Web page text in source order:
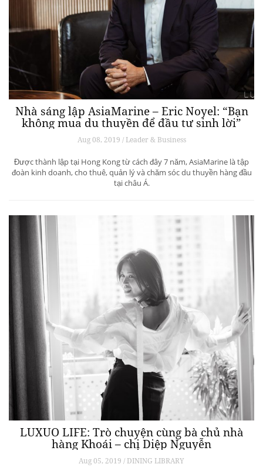
Nhà sáng lập AsiaMarine – Eric Noyel: “Bạn
không mua du thuyền để đầu tư sinh lời”
Aug 08, 2019 / Leader & Business
Được thành lập tại Hong Kong từ cách đây 7 năm, AsiaMarine là tập
đoàn kinh doanh, cho thuê, quản lý và chăm sóc du thuyền hàng đầu
tại châu Á.
LUXUO LIFE: Trò chuyện cùng bà chủ nhà
hàng Khoái – chị Diệp Nguyễn
Aug 05, 2019 / DINING LIBRARY